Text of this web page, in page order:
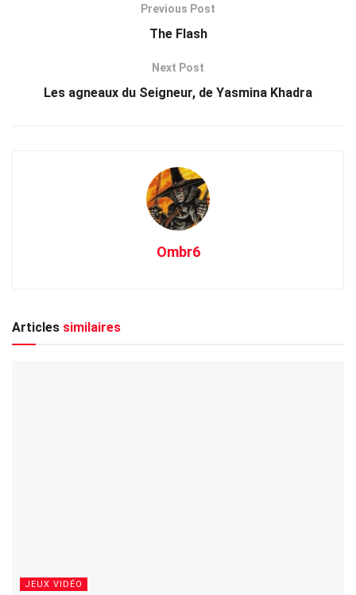
Previous Post
The Flash
Next Post
Les agneaux du Seigneur, de Yasmina Khadra
Ombr6
Articles similaires
JEUX VIDÉO